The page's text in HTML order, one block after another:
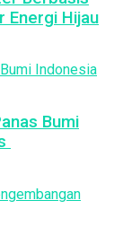
Energi Hijau
Bumi